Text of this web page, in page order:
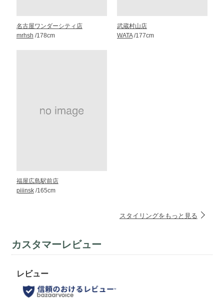
名古屋ワンダーシティ店
mrhsh /178cm
武蔵村山店
WATA/177cm
福屋広島駅前店
piiinsk/165cm
スタイリングをもっと見る
カスタマーレビュー